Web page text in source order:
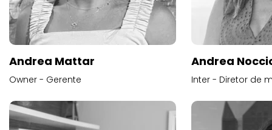
Andrea Mattar
Owner - Gerente
Andrea
Inter - Diretor de